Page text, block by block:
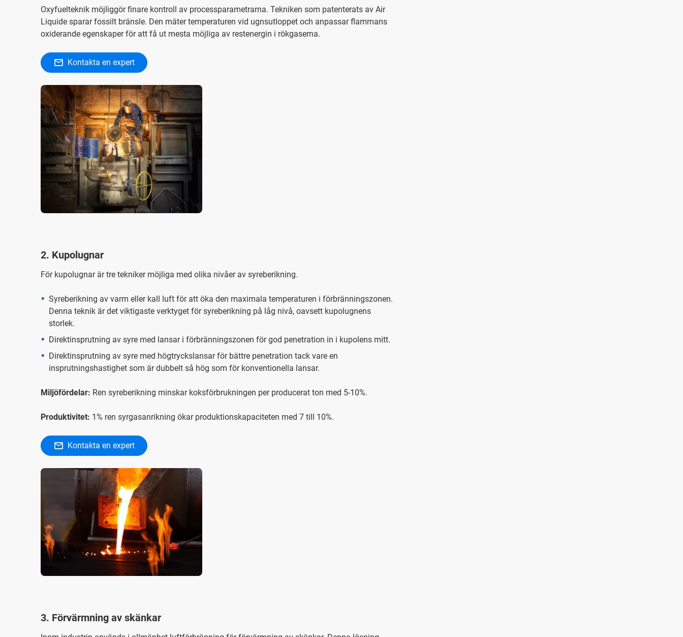
Oxyfuelteknik möjliggör finare kontroll av processparametrarna. Tekniken som patenterats av Air
Liquide sparar fossilt bränsle. Den mäter temperaturen vid ugnsutloppet och anpassar flammans
oxiderande egenskaper för att få ut mesta möjliga av restenergin i rökgaserna.
Kontakta en expert
2. Kupolugnar
För kupolugnar är tre tekniker möjliga med olika nivåer av syreberikning.
Syreberikning av varm eller kall luft för att öka den maximala temperaturen i förbränningszonen.
Denna teknik är det viktigaste verktyget för syreberikning på låg nivå, oavsett kupolugnens
storlek.
Direktinsprutning av syre med lansar i förbränningszonen för god penetration in i kupolens mitt.
Direktinsprutning av syre med högtryckslansar för bättre penetration tack vare en
insprutningshastighet som är dubbelt så hög som för konventionella lansar.
Miljöfördelar: Ren syreberikning minskar koksförbrukningen per producerat ton med 5-10%.
Produktivitet: 1% ren syrgasanrikning ökar produktionskapaciteten med 7 till 10%.
Kontakta en expert
3. Förvärmning av skänkar